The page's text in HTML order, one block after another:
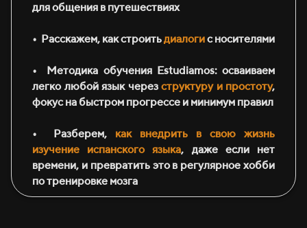
для общения в путешествиях
•⁠ ⁠Расскажем, как строитьдиалогис носителями
•⁠ ⁠Методика обучения Estudiamos: осваиваем
легко любой язык через структуру и простоту,
фокус на быстром прогрессе и минимум правил
•⁠ ⁠Разберем, как внедрить в свою жизнь
изучение испанского языка, даже если нет
времени, и превратить это в регулярное хобби
по тренировке мозга